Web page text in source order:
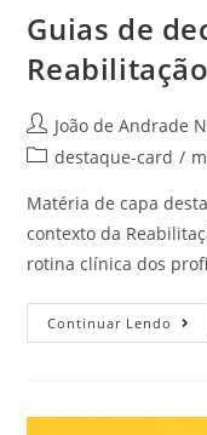
Guias de
João de Andrade
destaque-card /
Matéria de capa
contexto da
rotina clínica dos
Continuar Lendo